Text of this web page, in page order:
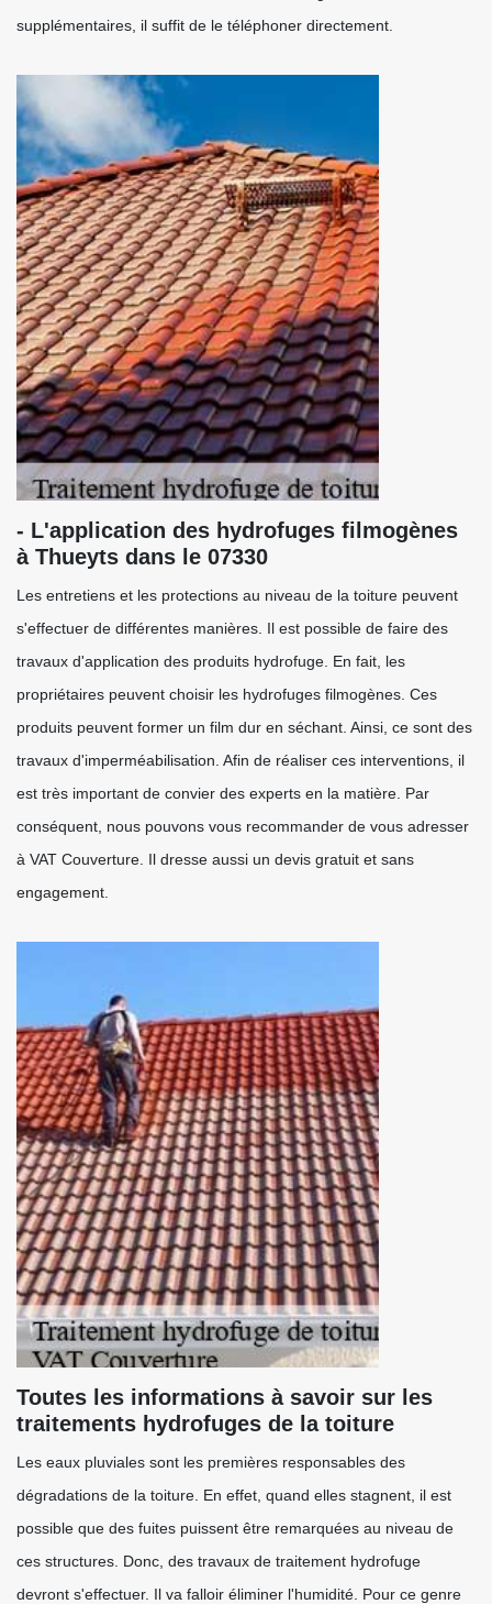
supplémentaires, il suffit de le téléphoner directement.
- L'application des hydrofuges filmogènes
à Thueyts dans le 07330
Les entretiens et les protections au niveau de la toiture peuvent
s'effectuer de différentes manières. Il est possible de faire des
travaux d'application des produits hydrofuge. En fait, les
propriétaires peuvent choisir les hydrofuges filmogènes. Ces
produits peuvent former un film dur en séchant. Ainsi, ce sont des
travaux d'imperméabilisation. Afin de réaliser ces interventions, il
est très important de convier des experts en la matière. Par
conséquent, nous pouvons vous recommander de vous adresser
à VAT Couverture. Il dresse aussi un devis gratuit et sans
engagement.
Toutes les informations à savoir sur les
traitements hydrofuges de la toiture
Les eaux pluviales sont les premières responsables des
dégradations de la toiture. En effet, quand elles stagnent, il est
possible que des fuites puissent être remarquées au niveau de
ces structures. Donc, des travaux de traitement hydrofuge
devront s'effectuer. Il va falloir éliminer l'humidité. Pour ce genre